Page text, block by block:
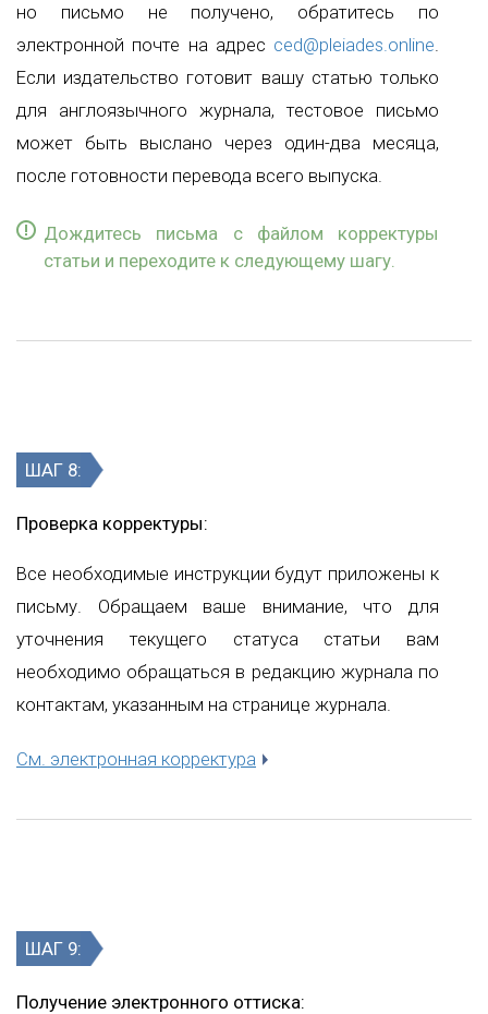
но письмо не получено, обратитесь по
электронной почте на адрес ced@pleiades.online.
Если издательство готовит вашу статью только
для англоязычного журнала, тестовое письмо
может быть выслано через один-два месяца,
после готовности перевода всего выпуска.
Дождитесь письма с файлом корректуры
статьи и переходите к следующему шагу.
ШАГ 8:
Проверка корректуры:
Все необходимые инструкции будут приложены к
письму. Обращаем ваше внимание, что для
уточнения текущего статуса статьи вам
необходимо обращаться в редакцию журнала по
контактам, указанным на странице журнала.
См. электронная корректура
ШАГ 9:
Получение электронного оттиска: